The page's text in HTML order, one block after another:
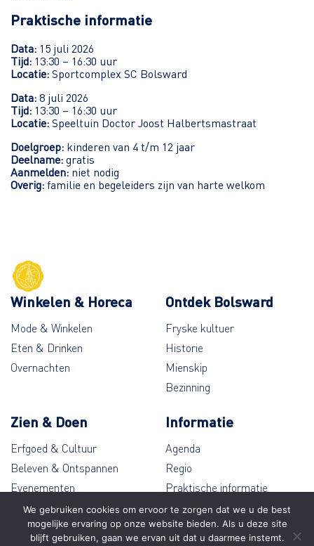
Praktische informatie
Data: 15 juli 2026
Tijd: 13:30 – 16:30 uur
Locatie: Sportcomplex SC Bolsward
Data: 8 juli 2026
Tijd: 13:30 – 16:30 uur
Locatie: Speeltuin Doctor Joost Halbertsmastraat
Doelgroep: kinderen van 4 t/m 12 jaar
Deelname: gratis
Aanmelden: niet nodig
Overig: familie en begeleiders zijn van harte welkom
Winkelen & Horeca
Mode & Winkelen
Eten & Drinken
Overnachten
Ontdek Bolsward
Fryske kultuer
Historie
Mienskip
Bezinning
Zien & Doen
Erfgoed & Cultuur
Beleven & Ontspannen
Evenementen
Wandelen & Fietsen
Informatie
Agenda
Regio
Praktische informatie
Contact
We gebruiken cookies om ervoor te zorgen dat we u de best
mogelijke ervaring op onze website bieden. Als u deze site
blijft gebruiken, gaan we ervan uit dat u daarmee instemt.